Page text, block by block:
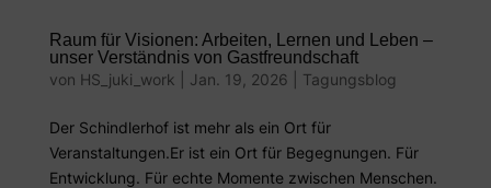
Raum für Visionen: Arbeiten, Lernen und Leben –
unser Verständnis von Gastfreundschaft
von HS_juki_work Jan. 19, 2026 Tagungsblog
Der Schindlerhof ist mehr als ein Ort für
Veranstaltungen.Er ist ein Ort für Begegnungen. Für
Entwicklung. Für echte Momente zwischen Menschen.